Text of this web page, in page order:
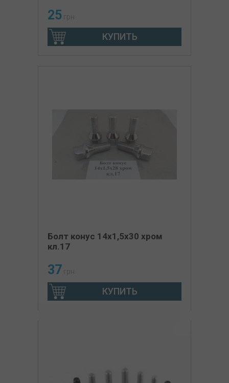
25 грн
КУПИТЬ
Болт конус 14х1,5x30 хром
кл.17
37 грн
КУПИТЬ